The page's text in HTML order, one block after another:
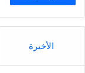
الأخيرة